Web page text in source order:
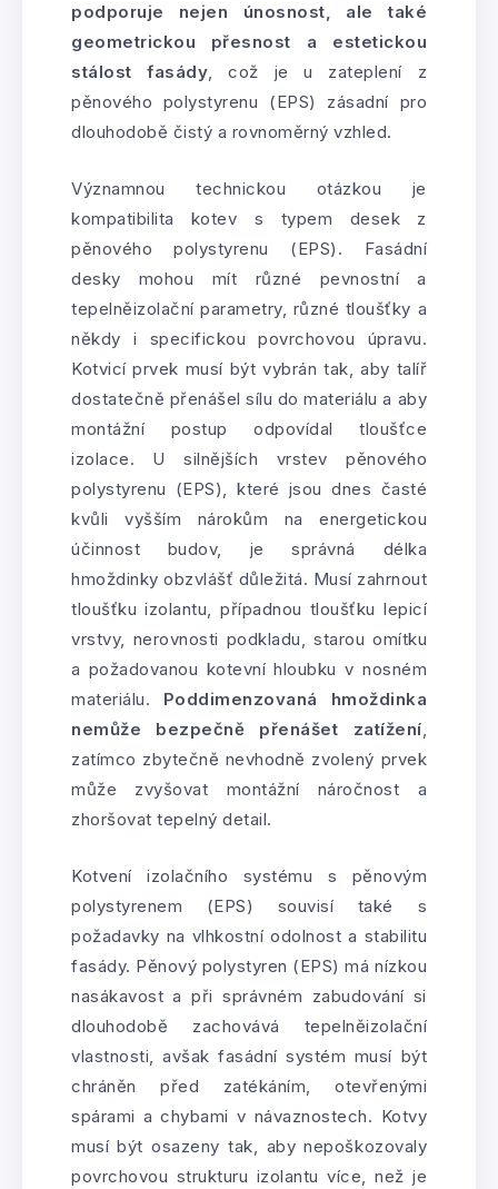
podporuje nejen únosnost, ale také
geometrickou přesnost a estetickou
stálost fasády, což je u zateplení z
pěnového polystyrenu (EPS) zásadní pro
dlouhodobě čistý a rovnoměrný vzhled.
Významnou technickou otázkou je
kompatibilita kotev s typem desek z
pěnového polystyrenu (EPS). Fasádní
desky mohou mít různé pevnostní a
tepelněizolační parametry, různé tloušťky a
někdy i specifickou povrchovou úpravu.
Kotvicí prvek musí být vybrán tak, aby talíř
dostatečně přenášel sílu do materiálu a aby
montážní postup odpovídal tloušťce
izolace. U silnějších vrstev pěnového
polystyrenu (EPS), které jsou dnes časté
kvůli vyšším nárokům na energetickou
účinnost budov, je správná délka
hmoždinky obzvlášť důležitá. Musí zahrnout
tloušťku izolantu, případnou tloušťku lepicí
vrstvy, nerovnosti podkladu, starou omítku
a požadovanou kotevní hloubku v nosném
materiálu. Poddimenzovaná hmoždinka
nemůže bezpečně přenášet zatížení,
zatímco zbytečně nevhodně zvolený prvek
může zvyšovat montážní náročnost a
zhoršovat tepelný detail.
Kotvení izolačního systému s pěnovým
polystyrenem (EPS) souvisí také s
požadavky na vlhkostní odolnost a stabilitu
fasády. Pěnový polystyren (EPS) má nízkou
nasákavost a při správném zabudování si
dlouhodobě zachovává tepelněizolační
vlastnosti, avšak fasádní systém musí být
chráněn před zatékáním, otevřenými
spárami a chybami v návaznostech. Kotvy
musí být osazeny tak, aby nepoškozovaly
povrchovou strukturu izolantu více, než je